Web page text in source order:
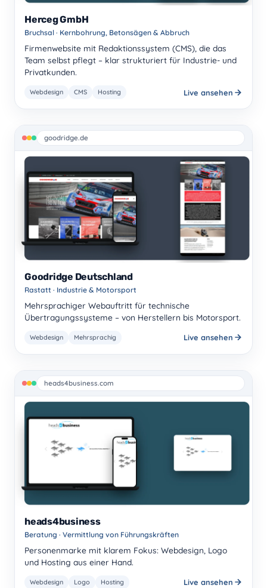
Herceg GmbH
Bruchsal · Kernbohrung, Betonsägen & Abbruch
Firmenwebsite mit Redaktionssystem (CMS), die das
Team selbst pflegt – klar strukturiert für Industrie- und
Privatkunden.
Webdesign CMS Hosting Live ansehen
goodridge.de
Goodridge Deutschland
Rastatt · Industrie & Motorsport
Mehrsprachiger Webauftritt für technische
Übertragungssysteme – von Herstellern bis Motorsport.
Webdesign Mehrsprachig Live ansehen
heads4business.com
heads4business
Beratung · Vermittlung von Führungskräften
Personenmarke mit klarem Fokus: Webdesign, Logo
und Hosting aus einer Hand.
Webdesign Logo Hosting Live ansehen